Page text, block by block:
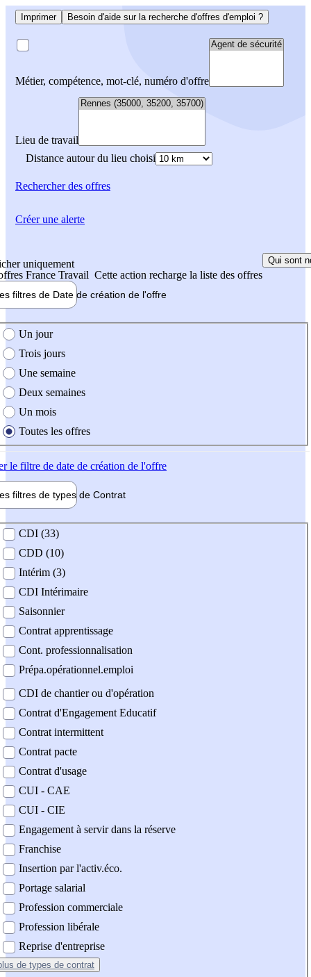
Imprimer Besoin d'aide sur la recherche d'offres d'emploi ?
Métier, compétence, mot-clé, numéro d'offre
Lieu de travail
Distance autour du lieu choisi
Rechercherdes offres
uniquement
France Travail Cette action recharge la liste des offres
Qui sont
filtres de Date de création de l'offre
création de l'offre
Un jour
Trois jours
Une semaine
Deux semaines
Un mois
Toutes les offres
le filtre de date de création de l'offre
filtres de types de Contrat
contrat
CDI (33)
CDD (10)
Intérim (3)
CDI Intérimaire
Saisonnier
Contrat apprentissage
Cont. professionnalisation
Prépa.opérationnel.emploi
CDI de chantier ou d'opération
Contrat d'Engagement Educatif
Contrat intermittent
Contrat pacte
Contrat d'usage
CUI - CAE
CUI - CIE
Engagement à servir dans la réserve
Franchise
Insertion par l'activ.éco.
Portage salarial
Profession commerciale
Profession libérale
Reprise d'entreprise
de types de contrat
Créer une alerte